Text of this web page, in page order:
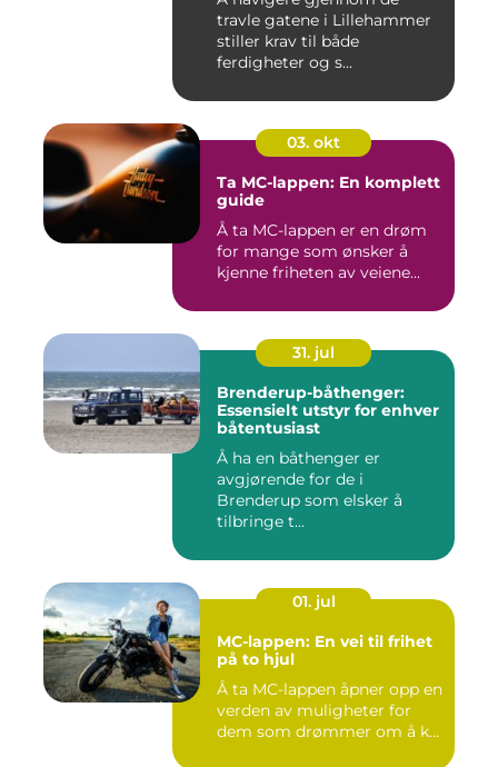
travle gatene i Lillehammer
stiller krav til både
ferdigheter og s...
03. okt
Ta MC-lappen: En komplett
guide
Å ta MC-lappen er en drøm
for mange som ønsker å
kjenne friheten av veiene...
31. jul
Brenderup-båthenger:
Essensielt utstyr for enhver
båtentusiast
Å ha en båthenger er
avgjørende for de i
Brenderup som elsker å
tilbringe t...
01. jul
MC-lappen: En vei til frihet
på to hjul
Å ta MC-lappen åpner opp en
verden av muligheter for
dem som drømmer om å k...